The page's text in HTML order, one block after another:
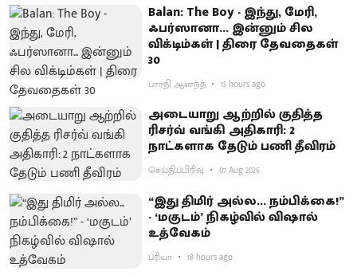
Balan: The Boy - இந்து, மேரி,
ஃபர்ஸானா... இன்னும் சில
விக்டிம்கள் | திரை தேவதைகள்
30
பாரதி ஆனந்த் 15 hours ago
அடையாறு ஆற்றில் குதித்த
ரிசர்வ் வங்கி அதிகாரி: 2
நாட்களாக தேடும் பணி தீவிரம்
செய்திப்பிரிவு 07 Aug 2026
“இது திமிர் அல்ல... நம்பிக்கை!”
- ‘மகுடம்’ நிகழ்வில் விஷால்
உத்வேகம்
ப்ரியா 18 hours ago